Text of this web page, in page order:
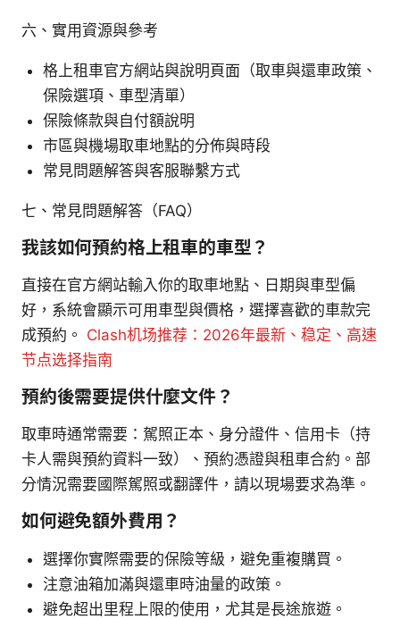
六、實用資源與參考
格上租車官方網站與說明頁面（取車與還車政策、
保險選項、車型清單）
保險條款與自付額說明
市區與機場取車地點的分佈與時段
常見問題解答與客服聯繫方式
七、常見問題解答（FAQ）
我該如何預約格上租車的車型？
直接在官方網站輸入你的取車地點、日期與車型偏
好，系統會顯示可用車型與價格，選擇喜歡的車款完
成預約。 Clash机场推荐：2026年最新、稳定、高速
节点选择指南
預約後需要提供什麼文件？
取車時通常需要：駕照正本、身分證件、信用卡（持
卡人需與預約資料一致）、預約憑證與租車合約。部
分情況需要國際駕照或翻譯件，請以現場要求為準。
如何避免額外費用？
選擇你實際需要的保險等級，避免重複購買。
注意油箱加滿與還車時油量的政策。
避免超出里程上限的使用，尤其是長途旅遊。